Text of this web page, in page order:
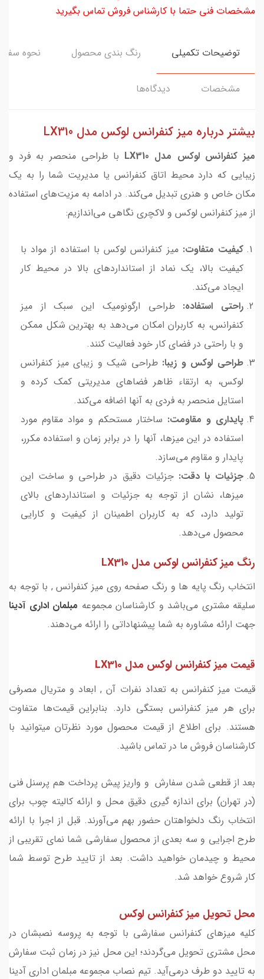
مشخصات فنی حتما با کارشناس فروش تماس بگیرید
توضیحات تکمیلی رنگ بندی محصول نحوه
مشخصات دیدگاه‌ها
LX310 بیشتر درباره ميز كنفرانس لوکس مدل
ميز كنفرانس لوکس مدل LX310
با طراحی منحصر به فرد و
زیبایی که دارد محیط اتاق کنفرانس یا مدیریت شما را به یک
مکان خاص و هنری تبدیل می‌کند. در ادامه به مزیت‌های استفاده
از میز کنفرانس لوکس و لاکچری نگاهی می‌اندازیم:
کیفیت متفاوت: میز کنفرانس لوکس با استفاده از مواد با
کیفیت بالا، یک نماد از استانداردهای بالا در محیط کار
ایجاد می‌کند.
راحتی استفاده: طراحی ارگونومیک این سبک از میز
کنفرانس، به کاربران امکان می‌دهد به بهترین شکل ممکن
و با راحتی در فضای کار خود فعالیت کنند.
طراحی لوکس و زیبا: طراحی شیک و زیبای میز کنفرانس
لوکس، به ارتقاء ظاهر فضاهای مدیریتی کمک کرده و
استایل منحصر به فردی به آنها اضافه می‌کند.
پایداری و مقاومت: ساختار مستحکم و مواد مقاوم مورد
استفاده در این میزها، آنها را در برابر زمان و استفاده مکرر،
پایدار و مقاوم می‌سازد.
جزئیات با دقت: جزئیات دقیق در طراحی و ساخت این
میزها، نشان از توجه به جزئیات و استانداردهای بالای
تولید دارد، که به کاربران اطمینان از کیفیت و کارایی
محصول می‌دهد.
رنگ ميز كنفرانس لوکس مدل LX310
انتخاب رنگ پایه ها و رنگ صفحه روی میز کنفرانس , با توجه به
سلیقه مشتری می‌باشد و کارشناسان مجموعه مبلمان اداری آدینا
جهت ارائه مشاوره به شما پیشنهاداتی را ارائه می‌دهند.
قیمت ميز كنفرانس لوکس مدل LX310
قیمت میز کنفرانس به تعداد نفرات آن , ابعاد و متریال مصرفی
برای هر میز کنفرانس بستگی دارد. بنابراین قیمت‌ها متفاوت
هستند. برای اطلاع از قیمت محصول مورد نظرتان میتوانید با
کارشناسان فروش ما در تماس باشید.
بعد از قطعی شدن سفارش و واریز پیش پرداخت هم پرسنل فنی
(در تهران) برای اندازه گیری دقیق محل و ارائه کالیته چوب برای
انتخاب رنگ دلخواهتان حضور بهم می‌آورند. قبل از اجرا با ارائه
طرح اجرایی و سه بعدی از محصول سفارشی شما نمای تقریبی از
محیط و چیدمان خواهید داشت. بعد از تایید طرح توسط شما
کار شروع خواهد شد.
محل تحویل ميز كنفرانس لوکس
کلیه میزهای کنفرانس سفارشی با توجه به پروسه نصبشان در
محل مشتری تحویل می‌گردند؛ این محل نیز در زمان ثبت سفارش
به تایید دو طرف درمی‌آید. تیم نصاب مجموعه مبلمان اداری آدینا